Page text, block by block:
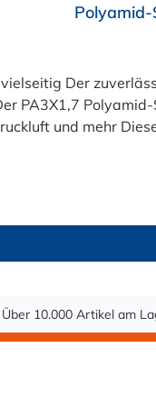
PA-Schlauch für Ihre
PA3X1,7
und mehr
dieser
Über 10.000 Artikel am